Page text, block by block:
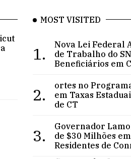
MOST VISITED
1.
Nova Lei Federal
de Trabalho do
Beneficiários em
2.
ortes no
em Taxas
de CT
3.
Governador
de $30 Milhões
Residentes de